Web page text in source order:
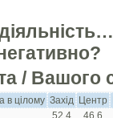
/ Вашого
в цілому Захід Центр
52,4
46,6